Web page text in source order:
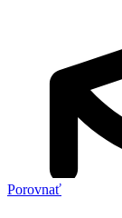
Porovnať